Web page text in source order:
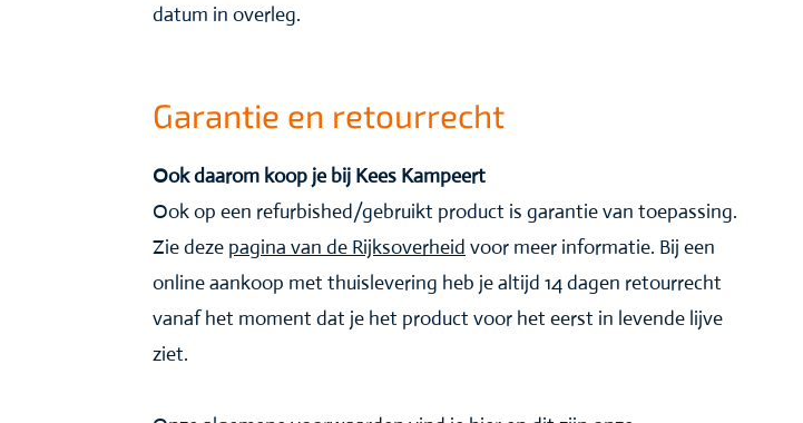
datum in overleg.
Garantie en retourrecht
Ook daarom koop je bij Kees Kampeert
Ook op een refurbished/gebruikt product is garantie van toepassing.
Zie deze pagina van de Rijksoverheid voor meer informatie. Bij een
online aankoop met thuislevering heb je altijd 14 dagen retourrecht
vanaf het moment dat je het product voor het eerst in levende lijve
ziet.